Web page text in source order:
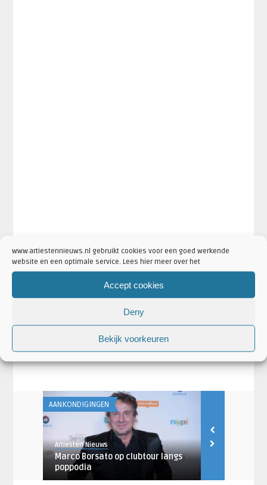
www.artiestennieuws.nl gebruikt cookies voor een goed werkende
website en een optimale service. Lees hier meer over het
Accept cookies
Deny
Bekijk voorkeuren
Nada Surf concert
Patronaat Haarlem
Aankondigingen·Artiesten
Concertaankondigingen·Nada Surf Nieuws·Nieuws
AANKONDIGINGEN
Artiesten Nieuws
Marco Borsato op clubtour langs
poppodia